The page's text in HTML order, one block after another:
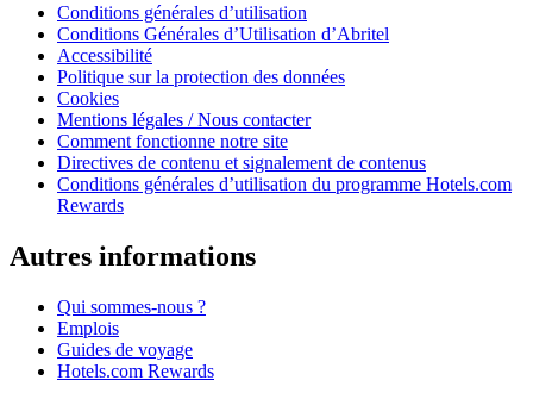
Conditions générales d’utilisation
Conditions Générales d’Utilisation d’Abritel
Accessibilité
Politique sur la protection des données
Cookies
Mentions légales / Nous contacter
Comment fonctionne notre site
Directives de contenu et signalement de contenus
Conditions générales d’utilisation du programme Hotels.com
Rewards
Autres informations
Qui sommes-nous ?
Emplois
Guides de voyage
Hotels.com Rewards